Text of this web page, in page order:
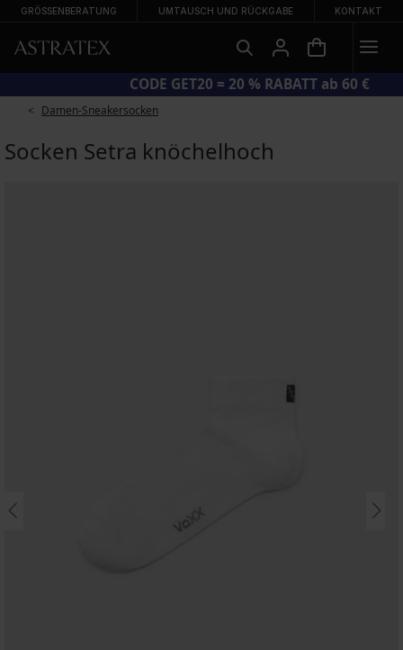
GRÖSSENBERATUNG UMTAUSCH UND RÜCKGABE KONTAKT
GROSSER SOMMER-SALE BIS ZU −70 %
Damen-Sneakersocken
Socken Setra knöchelhoch